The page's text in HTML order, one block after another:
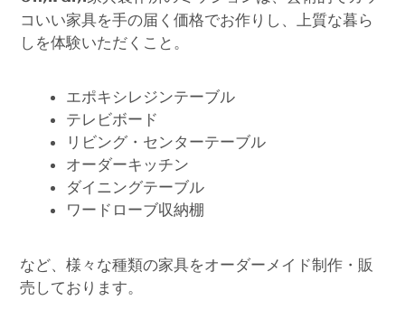
コいい家具を手の届く価格でお作りし、上質な暮ら
しを体験いただくこと。
エポキシレジンテーブル
テレビボード
リビング・センターテーブル
オーダーキッチン
ダイニングテーブル
ワードローブ収納棚
など、様々な種類の家具をオーダーメイド制作・販
売しております。